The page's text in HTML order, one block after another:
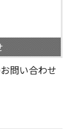
問い合わせ